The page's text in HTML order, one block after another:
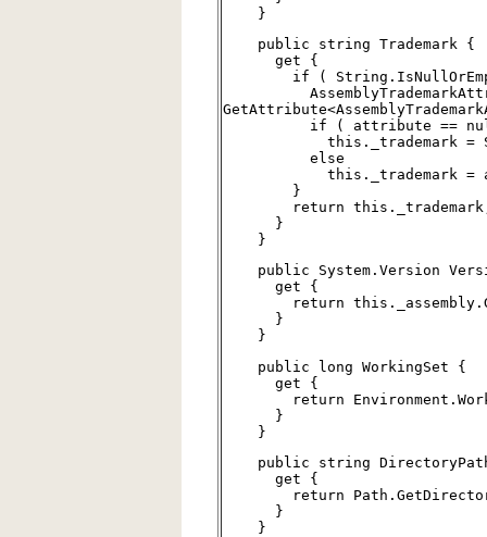
}
public string Trademark {
get {
if (
if ( attribute ==
this._trademark =
else
this._trademark =
}
return
}
}
public System.Version
get {
return
}
}
public long WorkingSet {
get {
return
}
}
public string
get {
return
}
}